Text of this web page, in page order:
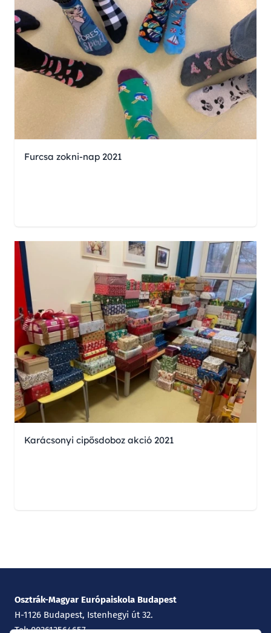
Furcsa zokni-nap 2021
Karácsonyi cipősdoboz akció 2021
Osztrák-Magyar Európaiskola Budapest
H-1126 Budapest, Istenhegyi út 32.
Tel: 003613564657